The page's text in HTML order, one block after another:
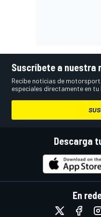
Suscríbete a nuestra
Recibe noticias de
especiales directamente en
Descarga
En